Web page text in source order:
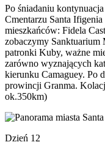
Po śniadaniu
Cmentarzu Santa
mieszkańców: Fidela
zobaczymy Sanktuarium
patronki Kuby, ważne
zarówno wyznających
kierunku Camaguey. Po
prowincji Granma.
ok.350km)
Dzień 12